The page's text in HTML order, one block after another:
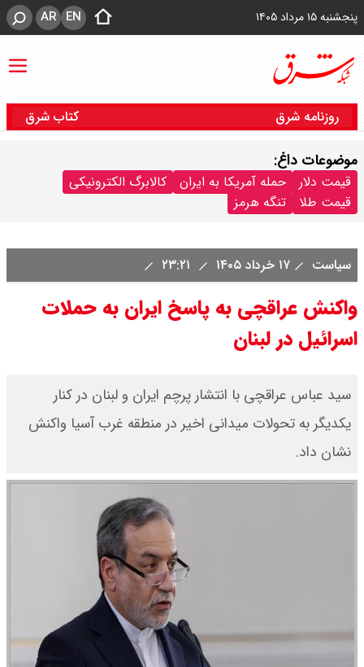
پنجشنبه ۱۵ مرداد ۱۴۰۵ EN
AR
روزنامه شرق کتاب شرق
موضوعات داغ:
قیمت دلار حمله آمریکا به ایران
کالابرگ الکترونیکی
قیمت طلا
تنگه هرمز
سیاست ۱۷ خرداد ۱۴۰۵
واکنش عراقچی به پاسخ ایران به حملات
اسرائیل در لبنان
سید عباس عراقچی با انتشار پرچم ایران و لبنان در کنار
یکدیگر به تحولات میدانی اخیر در منطقه غرب آسیا واکنش
نشان داد.